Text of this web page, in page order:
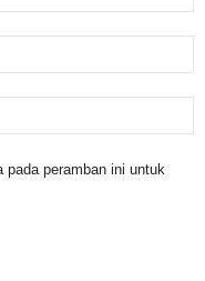
peramban ini untuk